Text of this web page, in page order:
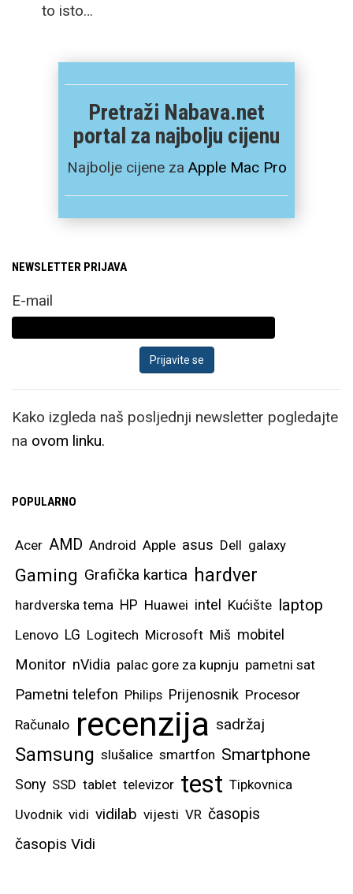
to isto…
Pretraži Nabava.net
portal za najbolju cijenu
Najbolje cijene za Apple Mac Pro
NEWSLETTER PRIJAVA
E-mail
Kako izgleda naš posljednji newsletter pogledajte
na ovom linku.
POPULARNO
Acer AMD Android Apple asus Dell galaxy
Gaming Grafička kartica hardver
hardverska tema HP Huawei intel Kućište laptop
Lenovo LG Logitech Microsoft Miš mobitel
Monitor nVidia palac gore za kupnju pametni sat
Pametni telefon Philips Prijenosnik Procesor
Računalo recenzija sadržaj
Samsung slušalice smartfon Smartphone
Sony SSD tablet televizor test Tipkovnica
Uvodnik vidi vidilab vijesti VR časopis
časopis Vidi